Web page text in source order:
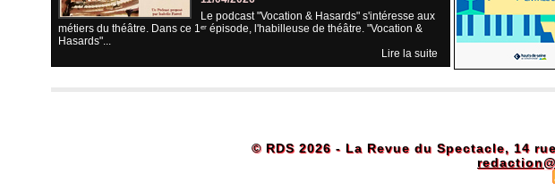
Le podcast "Vocation & Hasards" s'intéresse aux
métiers du théâtre. Dans ce 1ᵉʳ épisode, l'habilleuse de théâtre. "Vocation &
Hasards"...
Lire la suite
© RDS 2026 - La Revue du Spectacle, 14